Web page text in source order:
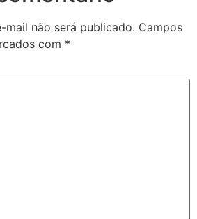
mail não será publicado. Campos
com *